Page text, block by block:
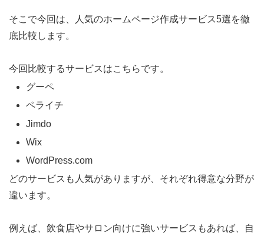
そこで今回は、人気のホームページ作成サービス5選を徹
底比較します。
今回比較するサービスはこちらです。
グーペ
ペライチ
Jimdo
Wix
WordPress.com
どのサービスも人気がありますが、それぞれ得意な分野が
違います。
例えば、飲食店やサロン向けに強いサービスもあれば、自